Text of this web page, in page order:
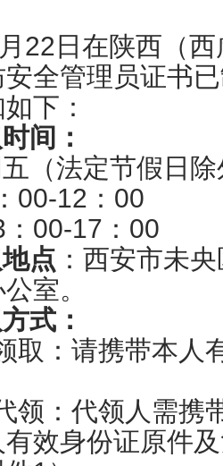
月 22日在陕西（
安全管理员证书
下：
间：
法定节假日除
12：00
00-17：00
点 ：西安市未
室。
式：
：请携带本人
：代领人需携
效身份证原件